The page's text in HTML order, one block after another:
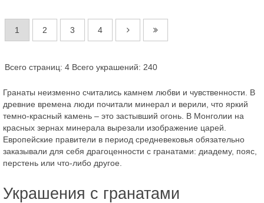
1 2 3 4
Всего страниц: 4 Всего украшений: 240
Гранаты неизменно считались камнем любви и чувственности. В
древние времена люди почитали минерал и верили, что яркий
темно-красный камень – это застывший огонь. В Монголии на
красных зернах минерала вырезали изображение царей.
Европейские правители в период средневековья обязательно
заказывали для себя драгоценности с гранатами: диадему, пояс,
перстень или что-либо другое.
Украшения с гранатами